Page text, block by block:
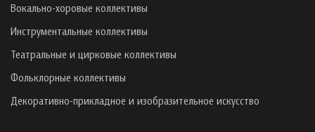
Вокально-хоровые коллективы
Инструментальные коллективы
Театральные и цирковые коллективы
Фольклорные коллективы
Декоративно-прикладное и изобразительное искусство